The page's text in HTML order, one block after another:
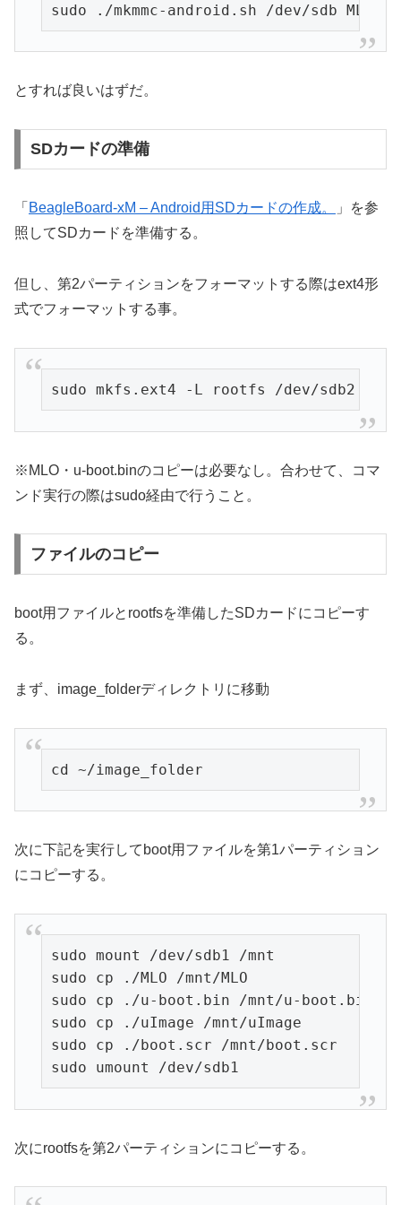
sudo ./mkmmc-android.sh /dev/sdb
とすれば良いはずだ。
SDカードの準備
「 BeagleBoard-xM – Android用SDカードの作成。
」を参
照してSDカードを準備する。
但し、第2パーティションをフォーマットする際はext4形
式でフォーマットする事。
sudo mkfs.ext4 -L rootfs /dev/sdb2
※MLO・u-boot.binのコピーは必要なし。合わせて、コマ
ンド実行の際はsudo経由で行うこと。
ファイルのコピー
boot用ファイルとrootfsを準備したSDカードにコピーす
る。
まず、image_folderディレクトリに移動
cd ~/image_folder
次に下記を実行してboot用ファイルを第1パーティション
にコピーする。
sudo mount /dev/sdb1 /mnt
sudo cp ./MLO /mnt/MLO
sudo cp ./u-boot.bin /mnt/u-boot.bin
sudo cp ./uImage /mnt/uImage
sudo cp ./boot.scr /mnt/boot.scr
sudo umount /dev/sdb1
次にrootfsを第2パーティションにコピーする。